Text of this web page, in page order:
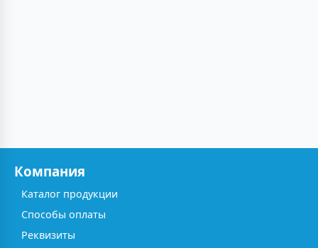
Компания
Каталог продукции
Способы оплаты
Реквизиты